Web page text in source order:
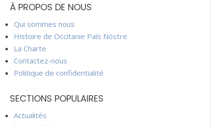
À PROPOS DE NOUS
Qui sommes nous
Histoire de Occitanie País Nòstre
La Charte
Contactez-nous
Politique de confidentialité
SECTIONS POPULAIRES
Actualités